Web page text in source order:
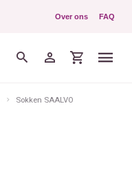
Over ons FAQ
Sokken SAALVO